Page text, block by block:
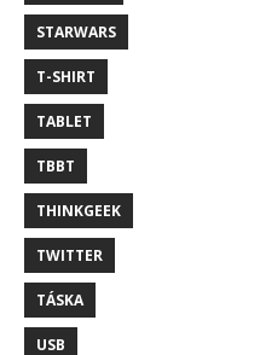
STARWARS
T-SHIRT
TABLET
TBBT
THINKGEEK
TWITTER
TÁSKA
USB